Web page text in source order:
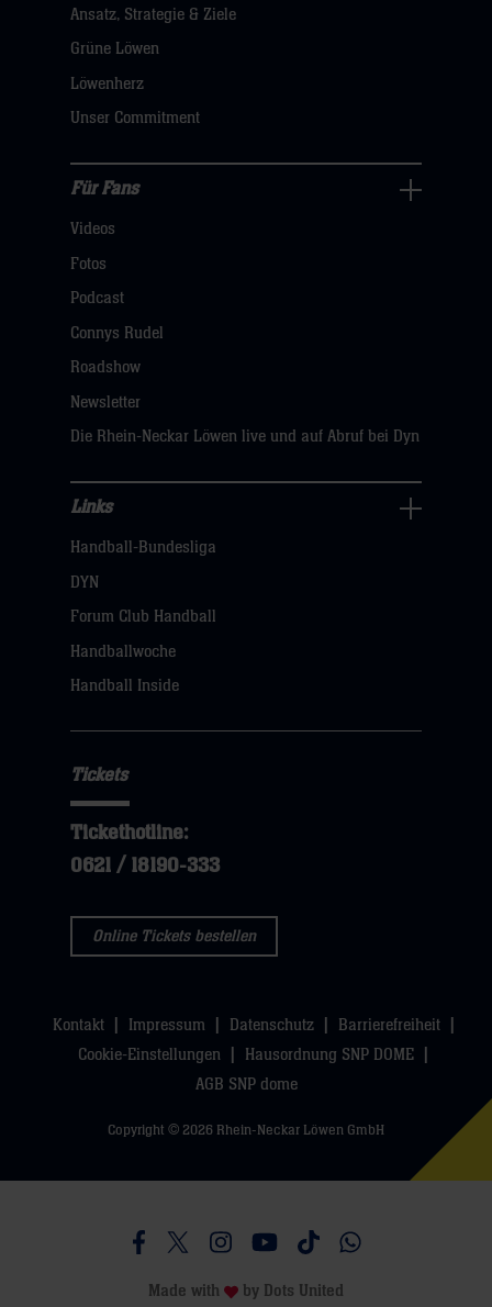
Navigation
öffnen,
dann
klicken
hier
Ansatz, Strategie & Ziele
Grüne Löwen
Löwenherz
Unser Commitment
Fans
Navigation
öffnen,
hier
Für Fans
Videos
Fotos
Podcast
Connys Rudel
Roadshow
Newsletter
Die Rhein-Neckar Löwen live und auf Abruf bei Dyn
Navigation
öffnen,
dann
Links
Handball-Bundesliga
DYN
Forum Club Handball
Handballwoche
Handball Inside
Tickets
Tickethotline:
0621 / 18190-333
Online Tickets bestellen
Kontakt Impressum Datenschutz
Barrierefreiheit
Cookie-Einstellungen
Hausordnung SNP DOME
AGB SNP dome
Copyright © 2026 Rhein-Neckar Löwen GmbH
Besucht uns auf Facebook
Besucht uns auf Twitter
Besucht uns auf Instagram
Besucht uns auf Youtube
Besucht uns auf
Besucht uns auf
Made with by Dots United